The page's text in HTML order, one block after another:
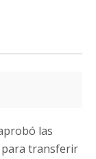
las
para transferir